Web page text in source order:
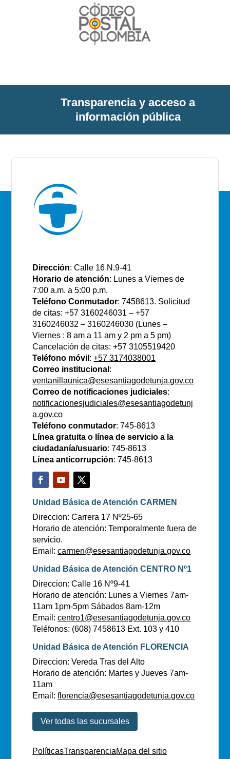
Transparencia y acceso a
información pública
Dirección: Calle 16 N.9-41
Horario de atención: Lunes a Viernes de
7:00 a.m. a 5:00 p.m.
Teléfono Conmutador: 7458613. Solicitud
de citas: +57 3160246031 – +57
3160246032 – 3160246030 (Lunes –
Viernes : 8 am a 11 am y 2 pm a 5 pm)
Cancelación de citas: +57 3105519420
Teléfono móvil :+57 3174038001
Correo institucional :
ventanillaunica@esesantiagodetunja.gov.co
Correo de notificaciones judiciales:
notificacionesjudiciales@esesantiagodetunj
a.gov.co
Teléfono conmutador: 745-8613
Línea gratuita o línea de servicio a la
ciudadanía/usuario: 745-8613
Línea anticorrupción: 745-8613
Unidad Básica de Atención CARMEN
Direccion: Carrera 17 Nº25-65
Horario de atención: Temporalmente fuera de
servicio.
Email:carmen@esesantiagodetunja.gov.co
Unidad Básica de Atención CENTRO Nº1
Direccion: Calle 16 Nº9-41
Horario de atención: Lunes a Viernes 7am-
11am 1pm-5pm Sábados 8am-12m
Email:centro1@esesantiagodetunja.gov.co
Teléfonos: (608) 7458613 Ext. 103 y 410
Unidad Básica de Atención FLORENCIA
Direccion: Vereda Tras del Alto
Horario de atención: Martes y Jueves 7am-
11am
Email:florencia@esesantiagodetunja.gov.co
Ver todas las sucursales
PolíticasTransparenciaMapa del sitio